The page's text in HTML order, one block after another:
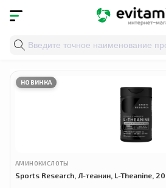
Главная »
НОВИНКА
АМИНОКИСЛОТЫ
Sports Research, Л-теанин, L-Theanine,